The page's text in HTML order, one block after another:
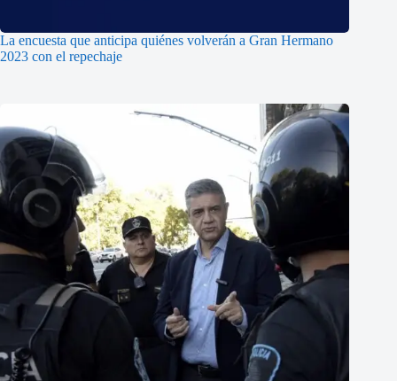
La encuesta que anticipa quiénes volverán a Gran Hermano
2023 con el repechaje